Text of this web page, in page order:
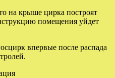
на крыше цирка построят
помещения уйдет
впервые после распада